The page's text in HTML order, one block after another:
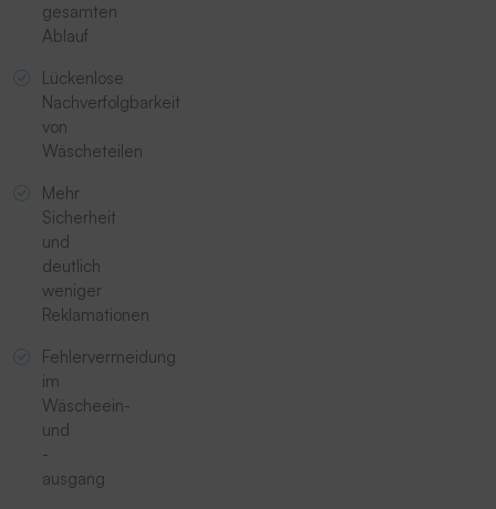
gesamten
Ablauf
Lückenlose
Nachverfolgbarkeit
von
Wäscheteilen
Mehr
Sicherheit
und
deutlich
weniger
Reklamationen
Fehlervermeidung
im
Wäscheein-
und
-
ausgang